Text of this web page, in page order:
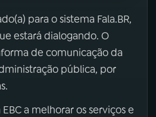
para o sistema Fala.BR,
estará dialogando. O
de comunicação da
pública, por
a melhorar os serviços e